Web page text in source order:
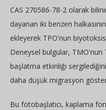
CAS 270586-78-2 olarak
dayanan iki benzen
ekleyerek TPO'nun
Deneysel bulgular, TMO'nun
başlatma etkinliği
daha düşük migrasyon
Bu fotobaşlatıcı, kaplama